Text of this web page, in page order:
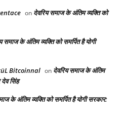
on देवरिय समाज के अंतिम व्यक्ति को
समाज के अंतिम व्यक्ति को समर्पित है योगी
Bitcoinnal on देवरिय समाज के अंतिम
देव सिंह
के अंतिम व्यक्ति को समर्पित है योगी सरकार: